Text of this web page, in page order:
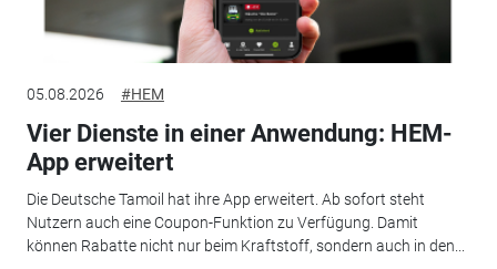
05.08.2026 #HEM
Vier Dienste in einer Anwendung: HEM-
App erweitert
Die Deutsche Tamoil hat ihre App erweitert. Ab sofort steht
Nutzern auch eine Coupon-Funktion zu Verfügung. Damit
können Rabatte nicht nur beim Kraftstoff, sondern auch in den...